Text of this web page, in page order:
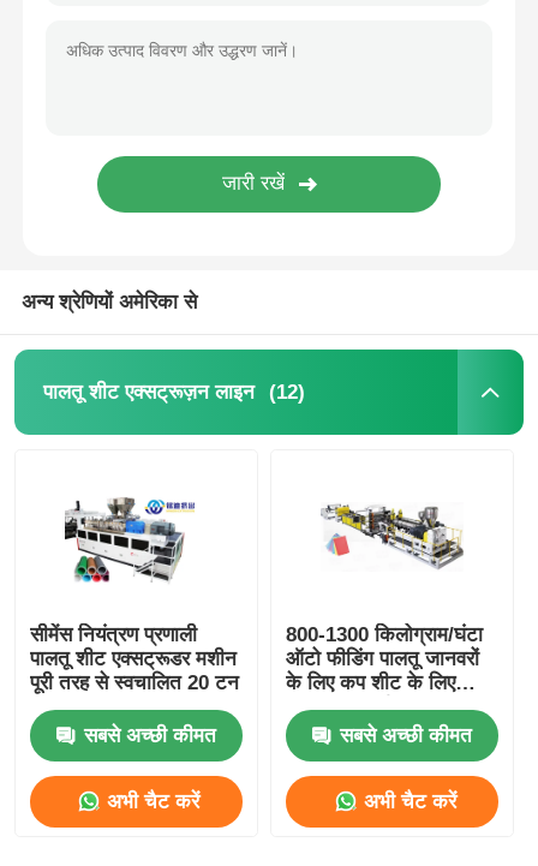
ट्विन स्क्रू एक्सट्रूज़न लाइन
फनीर उत्पादन लाइन
PMMA GPPS शीट एक्सट्रूज़न लाइन
पीपी शीट उत्पादन लाइन
रोल कैलेंडर मशीन
अन्य श्रेणियों अमेरिका से
पालतू शीट एक्सट्रूज़न लाइन (12)
सीमेंस नियंत्रण प्रणाली
पालतू शीट एक्सट्रूडर मशीन
पूरी तरह से स्वचालित 20 टन
सबसे अच्छी कीमत
अभी चैट करें
800-1300 किलोग्राम/घंटा
ऑटो फीडिंग पालतू जानवरों
के लिए कप शीट के लिए
एक्सट्रूज़न शीट लाइन
सबसे अच्छी कीमत
अभी चैट करें